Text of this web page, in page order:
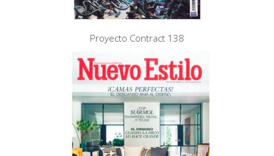
Proyecto Contract 138